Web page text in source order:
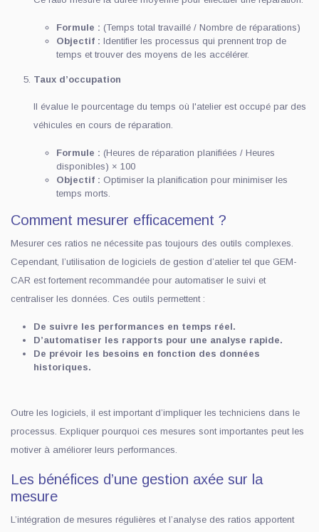
Formule : (Temps total travaillé / Nombre de réparations)
Objectif : Identifier les processus qui prennent trop de
temps et trouver des moyens de les accélérer.
Taux d’occupation
Il évalue le pourcentage du temps où l'atelier est occupé par des
véhicules en cours de réparation.
Formule : (Heures de réparation planifiées / Heures
disponibles) × 100
Objectif : Optimiser la planification pour minimiser les
temps morts.
Comment mesurer efficacement ?
Mesurer ces ratios ne nécessite pas toujours des outils complexes.
Cependant, l’utilisation de logiciels de gestion d’atelier tel que GEM-
CAR est fortement recommandée pour automatiser le suivi et
centraliser les données. Ces outils permettent :
De suivre les performances en temps réel.
D’automatiser les rapports pour une analyse rapide.
De prévoir les besoins en fonction des données
historiques.
Outre les logiciels, il est important d’impliquer les techniciens dans le
processus. Expliquer pourquoi ces mesures sont importantes peut les
motiver à améliorer leurs performances.
Les bénéfices d’une gestion axée sur la
mesure
L’intégration de mesures régulières et l’analyse des ratios apportent